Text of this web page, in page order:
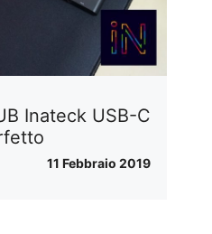
Inateck USB-C
11 Febbraio 2019